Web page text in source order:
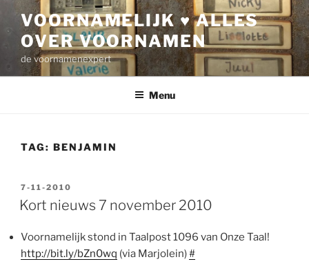
inhoud
VOORNAMELIJK ♥ ALLES
OVER VOORNAMEN
de voornamenexpert
Menu
TAG: BENJAMIN
GEPLAATST
OP
7-11-2010
Kort nieuws 7 november 2010
Voornamelijk stond in Taalpost 1096 van Onze Taal!
http://bit.ly/bZn0wq (via Marjolein)#